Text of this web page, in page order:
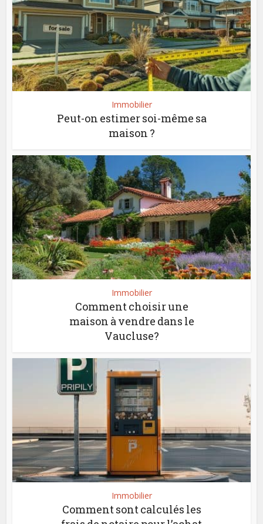
Immobilier
Peut-on estimer soi-même sa
maison ?
Immobilier
Comment choisir une
maison à vendre dans le
Vaucluse?
Immobilier
Comment sont calculés les